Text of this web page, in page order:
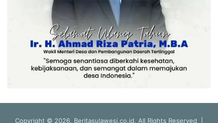
Copyright © 2026, Beritasulawesi.co.id. All Rights Reserved |